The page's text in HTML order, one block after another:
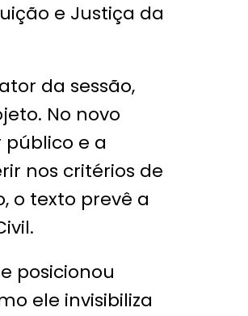
e Justiça da
da sessão,
No novo
e a
nos critérios de
o texto prevê a
posicionou
ele invisibiliza